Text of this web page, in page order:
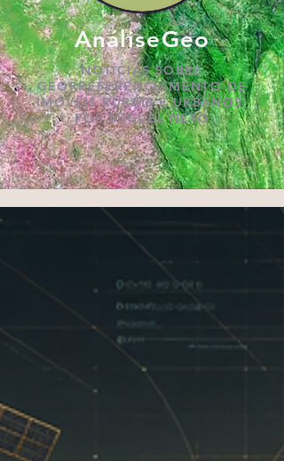
AnáliseGeo
NOTÍCIAS SOBRE
GEORREFERENCIAMENTO DE
IMÓVEIS RURAIS E URBANOS,
POR MIGUEL NETO